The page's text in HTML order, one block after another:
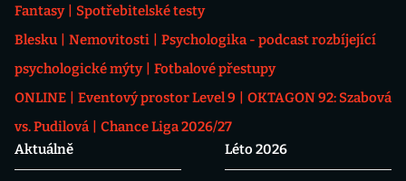
Fantasy
Spotřebitelské testy
Blesku
Nemovitosti
Psychologika - podcast rozbíjející
psychologické mýty
Fotbalové přestupy
ONLINE
Eventový prostor Level 9
OKTAGON 92: Szabová
vs. Pudilová
Chance Liga 2026/27
Aktuálně
Léto 2026